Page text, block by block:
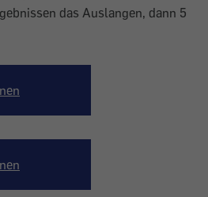
das Auslangen, dann 5